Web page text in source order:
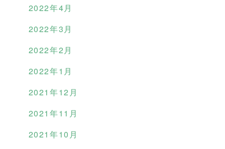
2022年4月
2022年3月
2022年2月
2022年1月
2021年12月
2021年11月
2021年10月